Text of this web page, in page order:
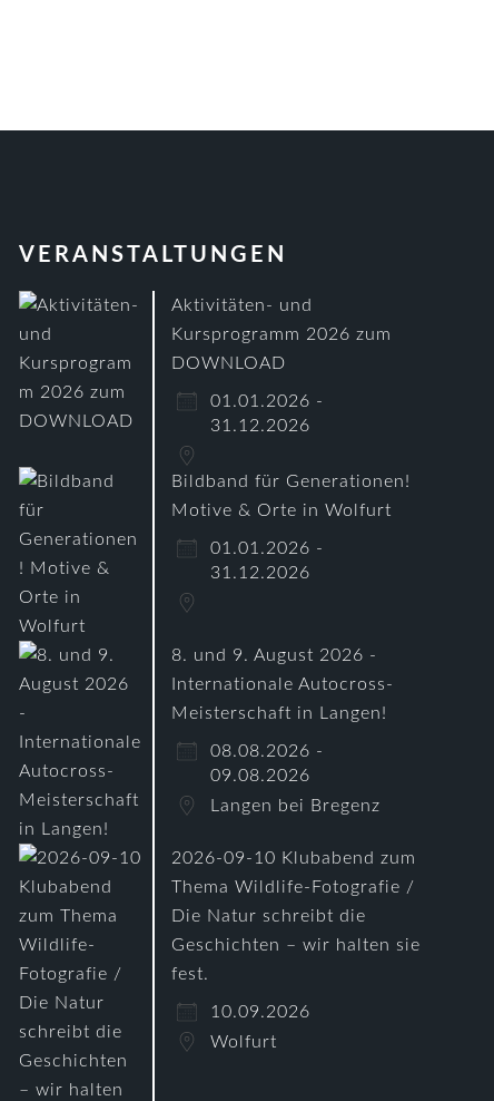
VERANSTALTUNGEN
Aktivitäten- und
Kursprogramm 2026 zum
DOWNLOAD
01.01.2026 -
31.12.2026
Bildband für Generationen!
Motive & Orte in Wolfurt
01.01.2026 -
31.12.2026
8. und 9. August 2026 -
Internationale Autocross-
Meisterschaft in Langen!
08.08.2026 -
09.08.2026
Langen bei Bregenz
2026-09-10 Klubabend zum
Thema Wildlife-Fotografie /
Die Natur schreibt die
Geschichten – wir halten sie
fest.
10.09.2026
Wolfurt